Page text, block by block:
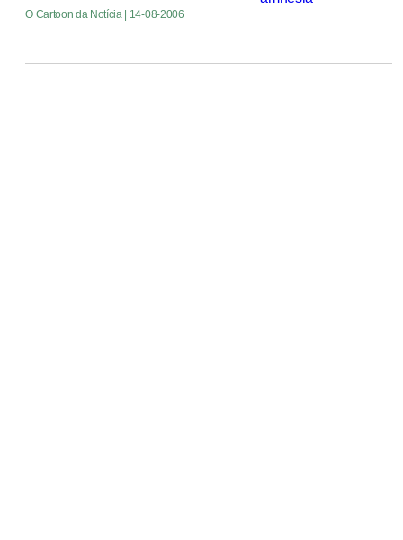
O Cartoon da Notícia | 14-08-2006